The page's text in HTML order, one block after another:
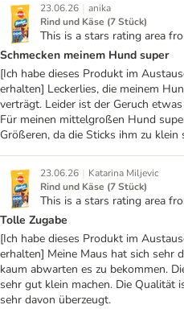
23.06.26 | anika
Rind und Käse (7 Stück)
This is a stars rating area
Schmecken meinem Hund super
[Ich habe dieses Produkt im
erhalten] Leckerlies, die meinem
verträgt. Leider ist der Geruch
Für meinen mittelgroßen Hund
Größeren, da die Sticks ihm zu
23.06.26 | Katarina Miljevic
Rind und Käse (7 Stück)
This is a stars rating area
Tolle Zugabe
[Ich habe dieses Produkt im
erhalten] Meine Maus hat sich sehr
kaum abwarten es zu bekommen.
sehr gut klein machen. Die
sehr davon überzeugt.